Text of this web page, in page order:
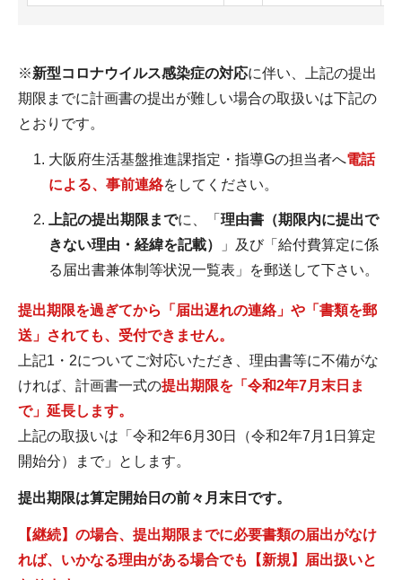
※新型コロナウイルス感染症の対応に伴い、上記の提出
期限までに計画書の提出が難しい場合の取扱いは下記の
とおりです。
大阪府生活基盤推進課指定・指導Gの担当者へ電話
による、事前連絡をしてください。
上記の提出期限までに、「 理由書（期限内に提出で
きない理由・経緯を記載）
」及び「給付費算定に係
る届出書兼体制等状況一覧表」を郵送して下さい。
提出期限を過ぎてから「届出遅れの連絡」や「書類を郵
送」されても、受付できません。
上記1・2についてご対応いただき、理由書等に不備がな
ければ、計画書一式の提出期限を「令和2年7月末日ま
で」延長します。
上記の取扱いは「令和2年6月30日（令和2年7月1日算定
開始分）まで」とします。
提出期限は算定開始日の前々月末日です。
【継続】の場合、提出期限までに必要書類の届出がなけ
れば、いかなる理由がある場合でも【新規】届出扱いと